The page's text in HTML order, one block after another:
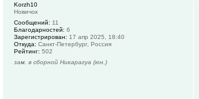
Korzh10
Новичок
Сообщений: 11
Благодарностей: 6
Зарегистрирован: 17 апр 2025, 18:40
Откуда: Санкт-Петербург, Россия
Рейтинг: 502
зам. в сборной Никарагуа (юн.)